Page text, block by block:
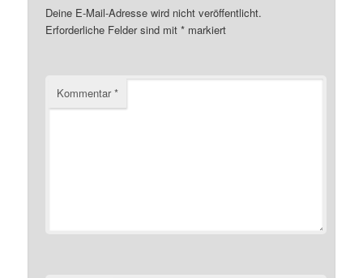
Deine E-Mail-Adresse wird nicht veröffentlicht.
Erforderliche Felder sind mit* markiert
Kommentar*